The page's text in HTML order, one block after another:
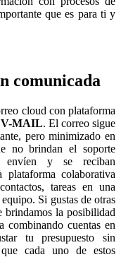
que es para ti y
comunicada
cloud con plataforma
V-MAIL. El correo sigue
pero minimizado en
no brindan el soporte
envíen y se reciban
plataforma colaborativa
tareas en una
Si gustas de otras
brindamos la posibilidad
combinando cuentas en
tu presupuesto sin
que cada uno de estos